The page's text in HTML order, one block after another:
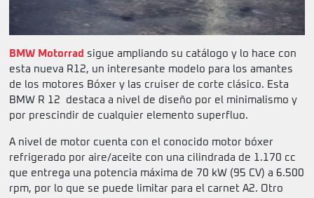
BMW Motorrad sigue ampliando su catálogo y lo hace con
esta nueva R12, un interesante modelo para los amantes
de los motores Bóxer y las cruiser de corte clásico. Esta
BMW R 12 destaca a nivel de diseño por el minimalismo y
por prescindir de cualquier elemento superfluo.
A nivel de motor cuenta con el conocido motor bóxer
refrigerado por aire/aceite con una cilindrada de 1.170 cc
que entrega una potencia máxima de 70 kW (95 CV) a 6.500
rpm, por lo que se puede limitar para el carnet A2. Otro